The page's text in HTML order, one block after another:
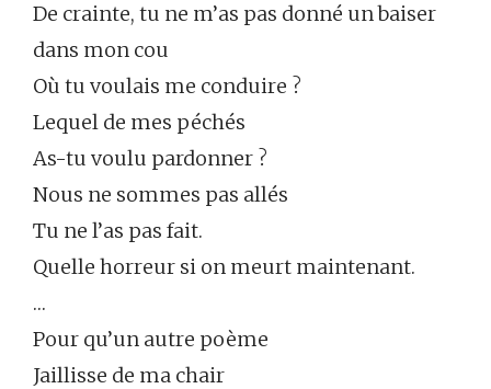
De crainte, tu ne m’as pas donné un baiser
dans mon cou
Où tu voulais me conduire ?
Lequel de mes péchés
As-tu voulu pardonner ?
Nous ne sommes pas allés
Tu ne l’as pas fait.
Quelle horreur si on meurt maintenant.
…
Pour qu’un autre poème
Jaillisse de ma chair